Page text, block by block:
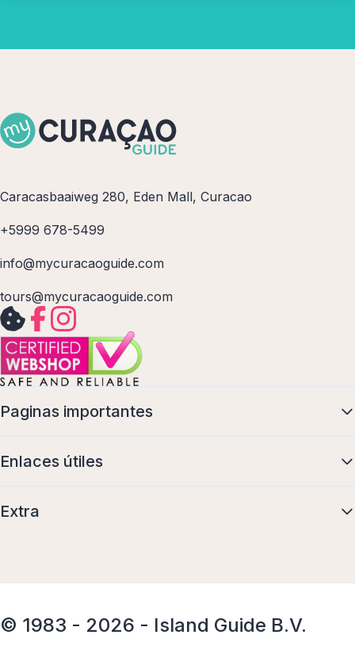
Caracasbaaiweg 280, Eden Mall, Curacao
+5999 678-5499
info@mycuracaoguide.com
tours@mycuracaoguide.com
Paginas importantes
Enlaces útiles
Extra
© 1983 - 2026 - Island Guide B.V.